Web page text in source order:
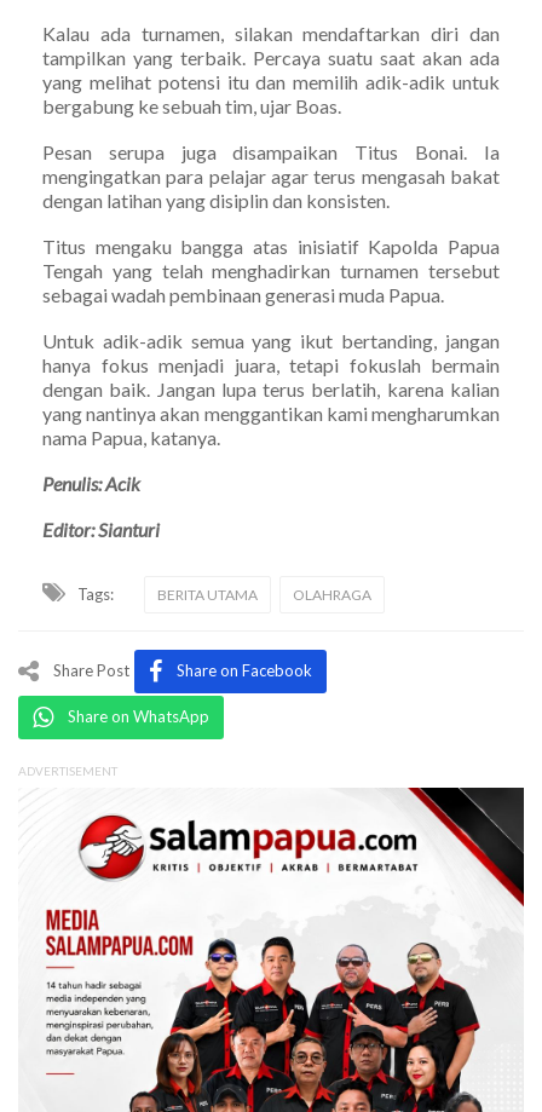
Kalau ada turnamen, silakan mendaftarkan diri dan
tampilkan yang terbaik. Percaya suatu saat akan ada
yang melihat potensi itu dan memilih adik-adik untuk
bergabung ke sebuah tim, ujar Boas.
Pesan serupa juga disampaikan Titus Bonai. Ia
mengingatkan para pelajar agar terus mengasah bakat
dengan latihan yang disiplin dan konsisten.
Titus mengaku bangga atas inisiatif Kapolda Papua
Tengah yang telah menghadirkan turnamen tersebut
sebagai wadah pembinaan generasi muda Papua.
Untuk adik-adik semua yang ikut bertanding, jangan
hanya fokus menjadi juara, tetapi fokuslah bermain
dengan baik. Jangan lupa terus berlatih, karena kalian
yang nantinya akan menggantikan kami mengharumkan
nama Papua, katanya.
Penulis: Acik
Editor: Sianturi
Tags: BERITA UTAMA OLAHRAGA
Share Post Share on Facebook
Share on WhatsApp
ADVERTISEMENT